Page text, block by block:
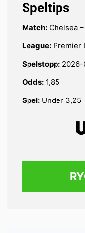
Speltips
Match: Chelsea
League: Premier
Spelstopp: 2026-
Odds: 1,85
Spel: Under 3,25